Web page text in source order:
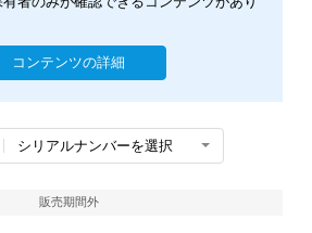
コンテンツの詳細
シリアルナンバーを選択
販売期間外